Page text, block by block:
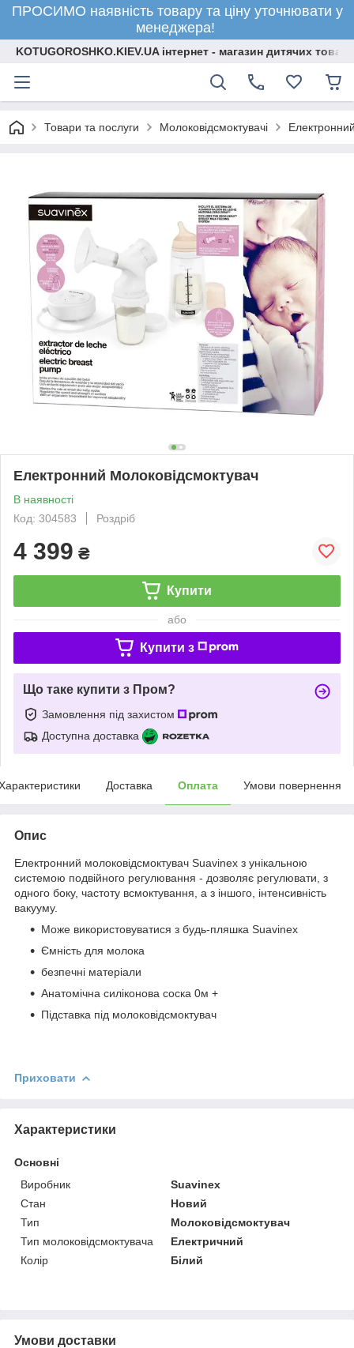
ПРОСИМО наявність товару та ціну уточнювати у
менеджера!
KOTUGOROSHKO.KIEV.UA інтернет - магазин дитячих
Товари та послуги Молоковідсмоктувачі
Електронний Молоковідсмоктувач
В наявності
Код: 304583
Роздріб
4 399 ₴
Купити
або
Купити з
Що таке купити з Пром?
Замовлення під захистом
Доступна доставка
Доставка Оплата Умови повернення
Опис
Електронний молоковідсмоктувач Suavinex з унікальною
системою подвійного регулювання - дозволяє регулювати, з
одного боку, частоту всмоктування, а з іншого, інтенсивність
вакууму.
Може використовуватися з будь-пляшка Suavinex
Ємність для молока
безпечні матеріали
Анатомічна силіконова соска 0м +
Підставка під молоковідсмоктувач
Приховати
Характеристики
Основні
Виробник
Suavinex
Стан
Новий
Тип
Молоковідсмоктувач
Тип молоковідсмоктувача
Електричний
Колір
Білий
Умови доставки